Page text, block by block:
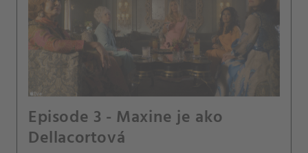
Episode 3 - Maxine je ako
Dellacortová